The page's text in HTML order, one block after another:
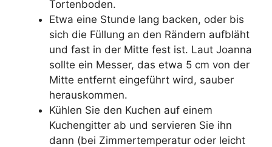
Tortenboden.
Etwa eine Stunde lang backen, oder bis
sich die Füllung an den Rändern aufbläht
und fast in der Mitte fest ist. Laut Joanna
sollte ein Messer, das etwa 5 cm von der
Mitte entfernt eingeführt wird, sauber
herauskommen.
Kühlen Sie den Kuchen auf einem
Kuchengitter ab und servieren Sie ihn
dann (bei Zimmertemperatur oder leicht